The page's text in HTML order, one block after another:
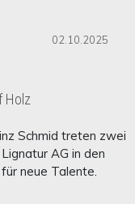
02.10.2025
Holz
Schmid treten zwei
AG in den
neue Talente.